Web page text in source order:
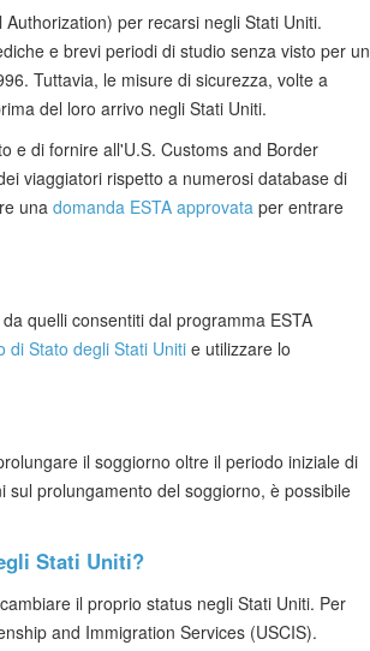
per recarsi negli Stati Uniti.
e brevi periodi di studio senza visto per un
Tuttavia, le misure di sicurezza, volte a
del loro arrivo negli Stati Uniti.
e di fornire all'U.S. Customs and Border
viaggiatori rispetto a numerosi database di
una domanda ESTA approvata per entrare
quelli consentiti dal programma ESTA
di Stato degli Stati Unitie utilizzare lo
il soggiorno oltre il periodo iniziale di
prolungamento del soggiorno, è possibile
Stati Uniti?
il proprio status negli Stati Uniti. Per
and Immigration Services (USCIS).